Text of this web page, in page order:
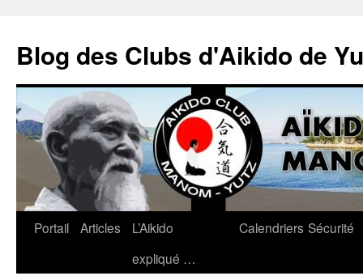
Blog des Clubs d'Aikido de
Aller
Portail Articles
L’Aikido
expliqué …
Calendriers Sécurité